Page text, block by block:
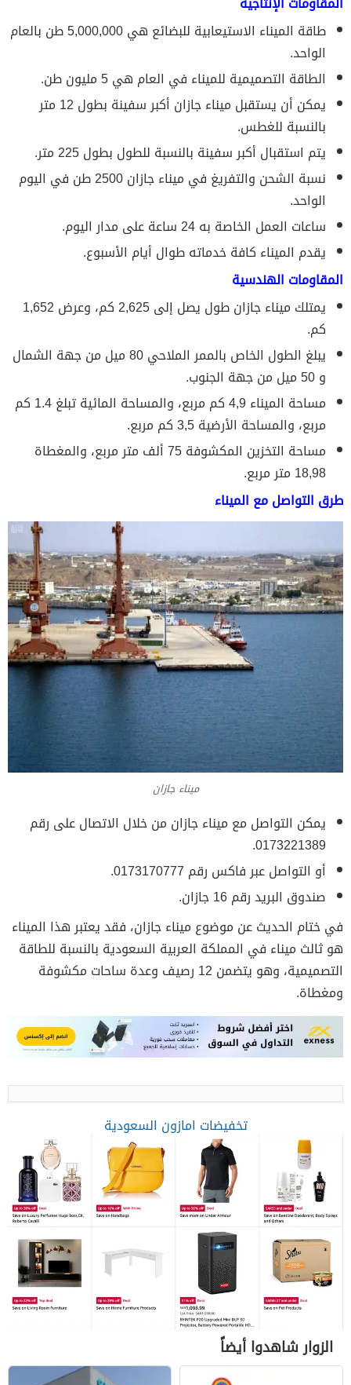
طاقة الميناء الاستيعابية للبضائع هي 5,000,000 طن بالعام
الواحد.
الطاقة التصميمية للميناء في العام هي 5 مليون طن.
يمكن أن يستقبل ميناء جازان أكبر سفينة بطول 12 متر
بالنسبة للغطس.
يتم استقبال أكبر سفينة بالنسبة للطول بطول 225 متر.
نسبة الشحن والتفريغ في ميناء جازان 2500 طن في اليوم
الواحد.
ساعات العمل الخاصة به 24 ساعة على مدار اليوم.
يقدم الميناء كافة خدماته طوال أيام الأسبوع.
المقاومات الهندسية
يمتلك ميناء جازان طول يصل إلى 2,625 كم، وعرض 1,652
كم.
يبلغ الطول الخاص بالممر الملاحي 80 ميل من جهة الشمال
و 50 ميل من جهة الجنوب.
مساحة الميناء 4,9 كم مربع، والمساحة المائية تبلغ 1.4 كم
مربع، والمساحة الأرضية 3,5 كم مربع.
مساحة التخزين المكشوفة 75 ألف متر مربع، والمغطاة
18,98 متر مربع.
طرق التواصل مع الميناء
ميناء جازان
يمكن التواصل مع ميناء جازان من خلال الاتصال على رقم
0173221389.
أو التواصل عبر فاكس رقم 0173170777.
صندوق البريد رقم 16 جازان.
في ختام الحديث عن موضوع ميناء جازان، فقد يعتبر هذا الميناء
هو ثالث ميناء في المملكة العربية السعودية بالنسبة للطاقة
التصميمية، وهو يتضمن 12 رصيف وعدة ساحات مكشوفة
ومغطاة.
تخفيضات امازون السعودية
الزوار شاهدوا أيضاً